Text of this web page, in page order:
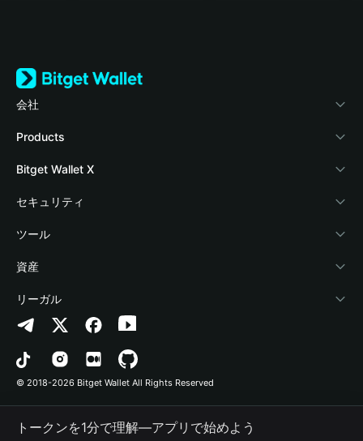
会社
Bitget Walletについて
ブログ
アカデミー
暗号資産ニュース
Help Center
お問い合わせ
ブランドリソース
キャリア
Products
Crypto Card
Stablecoin Earn
Payfi Crypto
Crypto Swap API
Altcoin Season Index
Prediction Markets
DApp
RWA
Bitget Wallet X
デベロッパー
ウォレットを接続
Bitget Wallet Pay
プロジェクトを掲載
セキュリティ
保護基金
セキュリティ技術
ツール
暗号資産を購入
認証検出
コントラクト検出
一括送金
資産
Arbitrum
Avalanche
Bitcoin
Polygon
リーガル
プライバシーポリシー
利用規約
© 2018-2026 Bitget Wallet All Rights Reserved
トークンを1分で理解―アプリで始めよう